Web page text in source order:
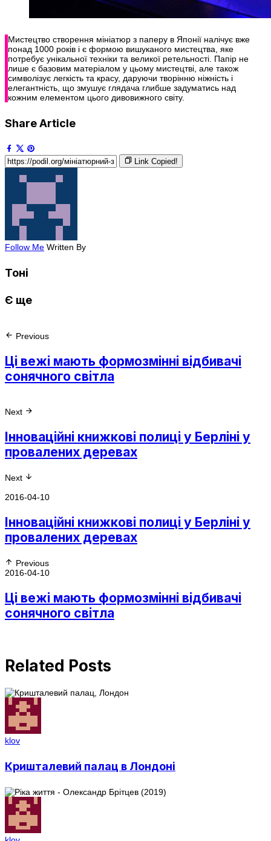
Мистецтво створення мініатюр з паперу в Японії налічує вже
понад 1000 років і є формою вишуканого мистецтва, яке
потребує унікальної техніки та великої ретельності. Папір не
лише є базовим матеріалом у цьому мистецтві, але також
символізує легкість та красу, даруючи творінню ніжність і
елегантність, що змушує глядача глибше задуматись над
кожним елементом цього дивовижного світу.
Share Article
Link Copied!
Follow Me Written By
Тоні
Є ще
Previous
Ці вежі мають формозмінні відбивачі
сонячного світла
Next
Інноваційні книжкові полиці у Берліні у
провалених деревах
Next
2016-04-10
Інноваційні книжкові полиці у Берліні у
провалених деревах
Previous
2016-04-10
Ці вежі мають формозмінні відбивачі
сонячного світла
Related Posts
klov
Кришталевий палац в Лондоні